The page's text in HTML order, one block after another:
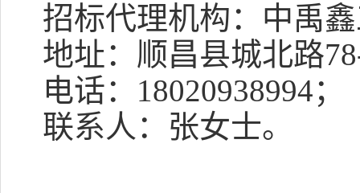
招标代理机构： 中禹
地址： 顺昌县城北路
电话： 18020938994；
联系人： 张女士。